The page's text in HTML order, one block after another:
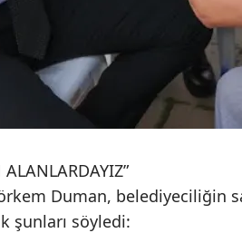
Duman, belediyeciliğin
şunları söyledi: